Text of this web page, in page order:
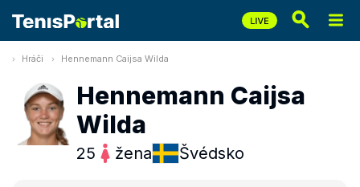
Hráči Hennemann Caijsa Wilda
Hennemann Caijsa
Wilda
25 žena Švédsko